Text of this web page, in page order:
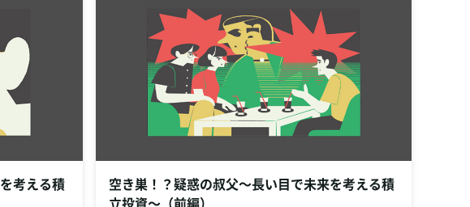
考える積
空き巣！？疑惑の叔父～長い目で未来を考える積